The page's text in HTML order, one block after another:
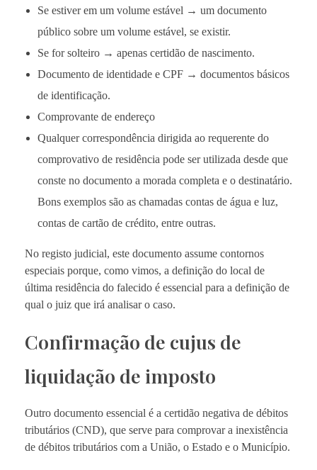
Se estiver em um volume estável → um documento
público sobre um volume estável, se existir.
Se for solteiro → apenas certidão de nascimento.
Documento de identidade e CPF → documentos básicos
de identificação.
Comprovante de endereço
Qualquer correspondência dirigida ao requerente do
comprovativo de residência pode ser utilizada desde que
conste no documento a morada completa e o destinatário.
Bons exemplos são as chamadas contas de água e luz,
contas de cartão de crédito, entre outras.
No registo judicial, este documento assume contornos
especiais porque, como vimos, a definição do local de
última residência do falecido é essencial para a definição de
qual o juiz que irá analisar o caso.
Confirmação de cujus de
liquidação de imposto
Outro documento essencial é a certidão negativa de débitos
tributários (CND), que serve para comprovar a inexistência
de débitos tributários com a União, o Estado e o Município.